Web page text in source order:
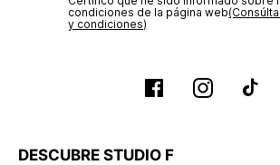
condiciones de la página web‎
y condiciones)
DESCUBRE STUDIO F